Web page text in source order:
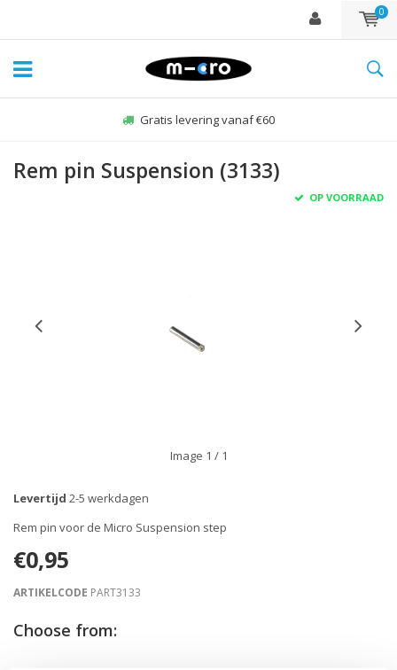
0
Gratis levering vanaf €60
Rem pin Suspension (3133)
OP VOORRAAD
Image 1 / 1
Levertijd 2-5 werkdagen
Rem pin voor de Micro Suspension step
€0,95
ARTIKELCODE PART3133
Choose from: